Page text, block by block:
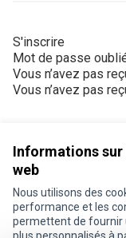
Informations
web
Nous utilisons des
performance et les
permettent de fournir
S'inscrire
Mot de passe
Vous n’avez pas
Vous n’avez pas
Conditions d'utilisation
Paramètres des
Je participe ! sur X
Je participe ! sur
Je participe